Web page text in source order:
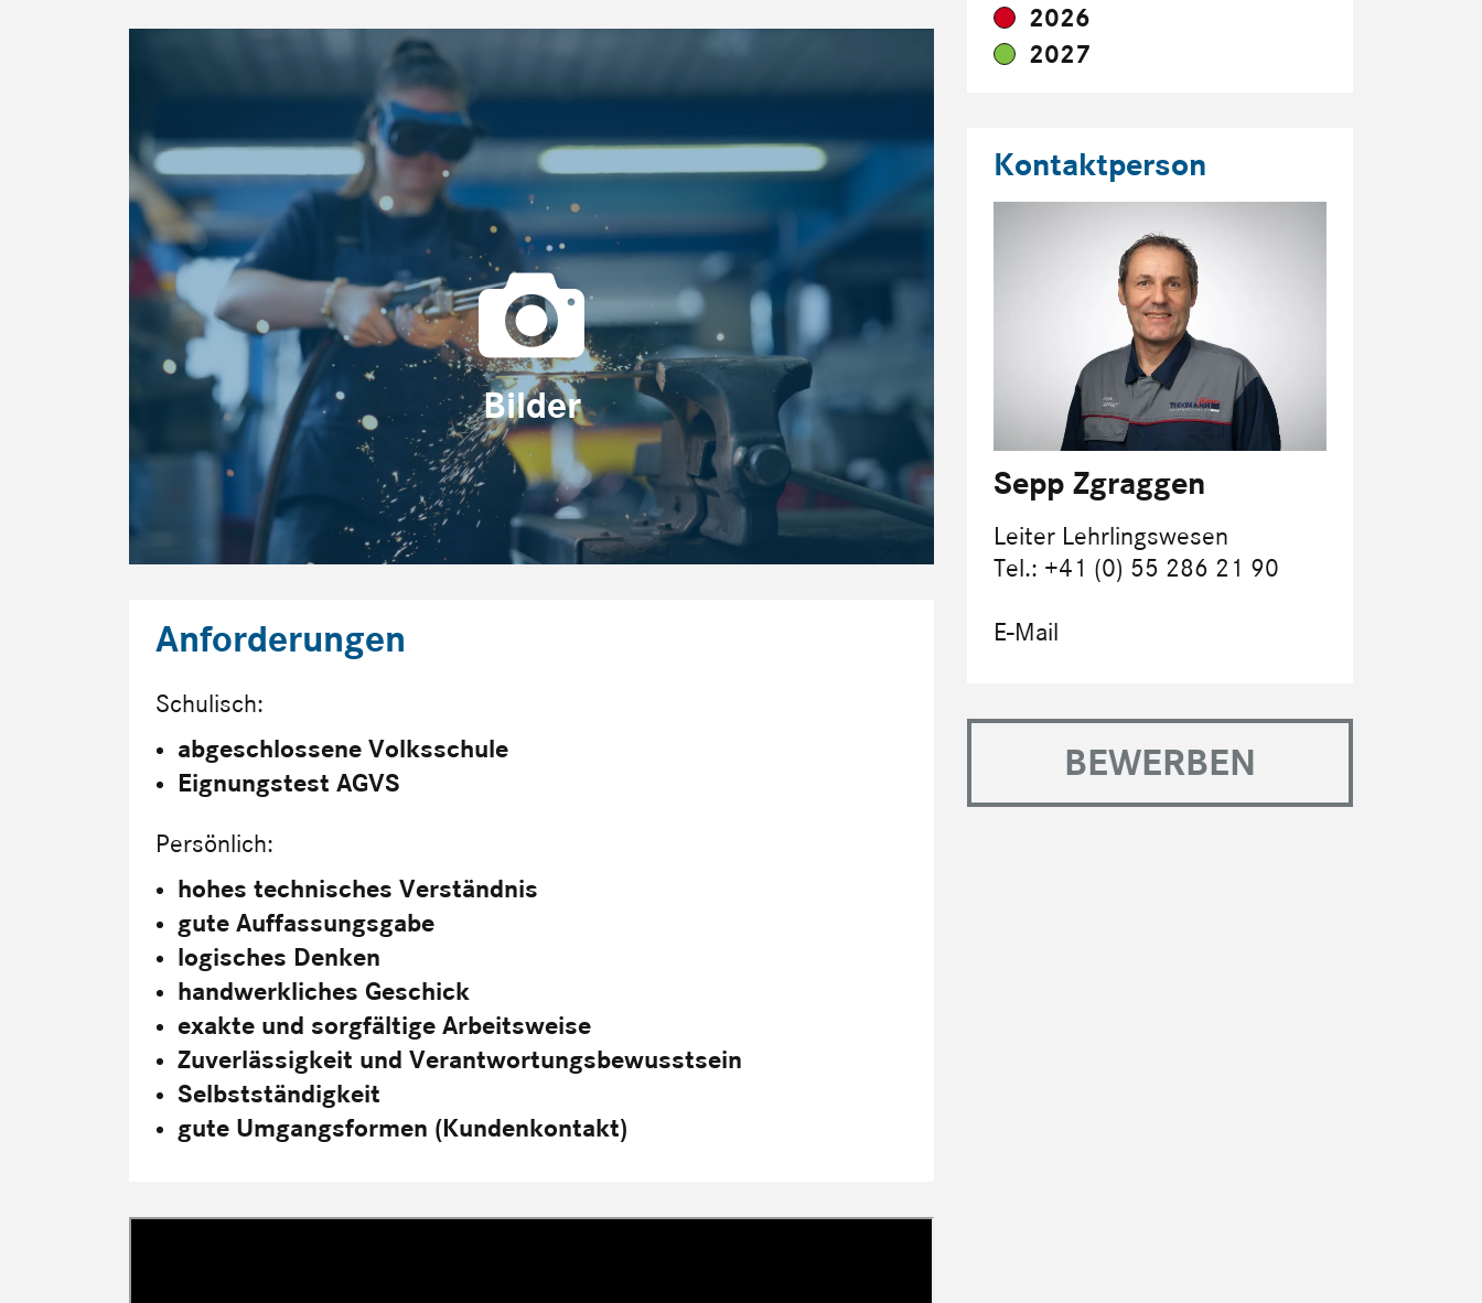
Bilder
Anforderungen
Schulisch:
abgeschlossene Volksschule
Eignungstest AGVS
Persönlich:
hohes technisches Verständnis
gute Auffassungsgabe
logisches Denken
handwerkliches Geschick
exakte und sorgfältige Arbeitsweise
Zuverlässigkeit und Verantwortungsbewusstsein
Selbstständigkeit
gute Umgangsformen (Kundenkontakt)
2026
2027
Kontaktperson
Sepp Zgraggen
Leiter Lehr­lings­wesen
Tel.: +41 (0) 55 286 21 90
E-Mail
BEWERBEN